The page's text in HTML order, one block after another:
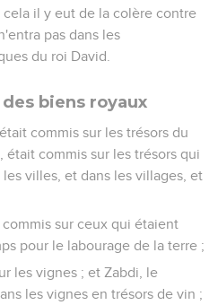
cela il y eut de la colère contre
pas dans les
du roi David.
biens royaux
commis sur les trésors du
était commis sur les trésors qui
villes, et dans les villages, et
sur ceux qui étaient
pour le labourage de la terre ;
les vignes ; et Zabdi, le
les vignes en trésors de vin ;